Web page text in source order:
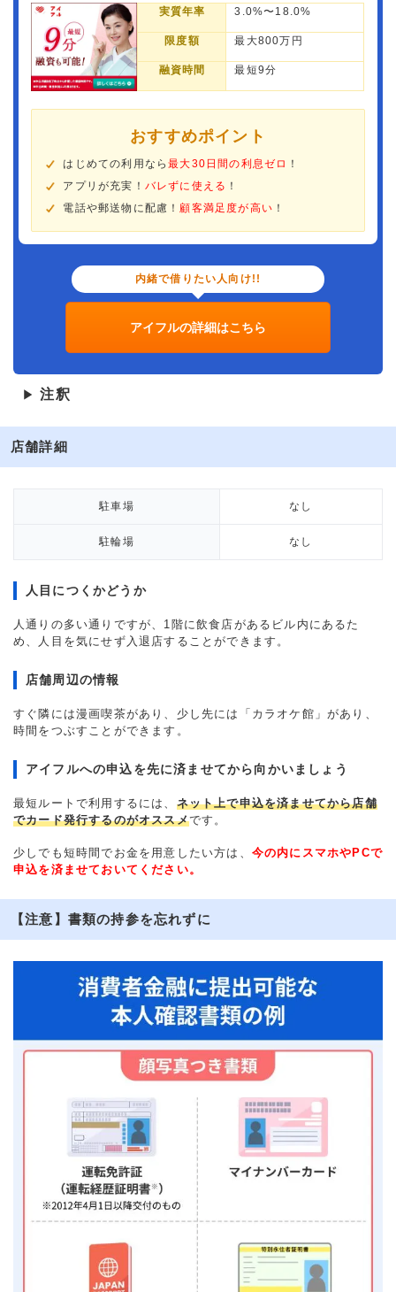
実質年率 3.0%〜18.0%
限度額 最大800万円
融資時間 最短9分
おすすめポイント
はじめての利用なら最大30日間の利息ゼロ ！
アプリが充実！ バレずに使える ！
電話や郵送物に配慮！顧客満足度が高い ！
内緒で借りたい人向け!!
アイフルの詳細はこちら
▶ 注釈
店舗詳細
駐車場 なし
駐輪場 なし
人目につくかどうか
人通りの多い通りですが、1階に飲食店があるビル内にあるた
め、人目を気にせず入退店することができます。
店舗周辺の情報
すぐ隣には漫画喫茶があり、少し先には「カラオケ館」があり、
時間をつぶすことができます。
アイフルへの申込を先に済ませてから向かいましょう
最短ルートで利用するには、 ネット上で申込を済ませてから店舗
でカード発行するのがオススメです。
少しでも短時間でお金を用意したい方は、 今の内にスマホやPCで
申込を済ませておいてください。
【注意】書類の持参を忘れずに